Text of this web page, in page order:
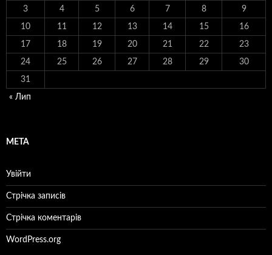
3 4 5 6 7 8 9
10 11 12 13 14 15 16
17 18 19 20 21 22 23
24 25 26 27 28 29 30
31
« Лип
МЕТА
Увійти
Стрічка записів
Стрічка коментарів
WordPress.org